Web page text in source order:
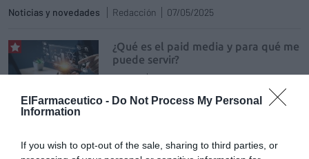
ElFarmaceutico - Do Not Process My Personal
Information
If you wish to opt-out of the sale, sharing to third parties, or
Noticias y novedades Redacción 07/05/2025
¿Qué es el paid media y para qué me
puede servir?
Digital
Carlota Vizmanos Soláns
atraer consumidores siendo el
farmacéutico el referente en salud